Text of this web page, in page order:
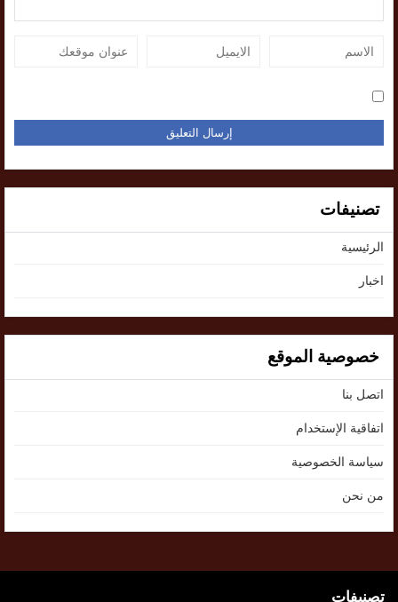
تصنيفات
الرئيسية
اخبار
خصوصية الموقع
اتصل بنا
اتفاقية الإستخدام
سياسة الخصوصية
من نحن
تصنيفات